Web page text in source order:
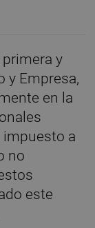
primera y
y Empresa,
en la
impuesto a
no
este